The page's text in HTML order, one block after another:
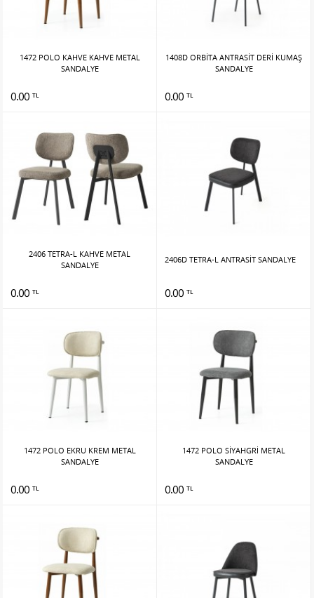
1472 POLO KAHVE KAHVE METAL
SANDALYE
0.00 TL
1408D ORBİTA ANTRASİT DERİ KUMAŞ
SANDALYE
0.00 TL
2406 TETRA-L KAHVE METAL
SANDALYE
0.00 TL
2406D TETRA-L ANTRASİT SANDALYE
0.00 TL
1472 POLO EKRU KREM METAL
SANDALYE
0.00 TL
1472 POLO SİYAHGRİ METAL
SANDALYE
0.00 TL